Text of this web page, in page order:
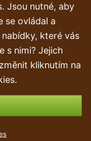
Jsou nutné, aby
se ovládal a
které vás
s nimi? Jejich
kliknutím na